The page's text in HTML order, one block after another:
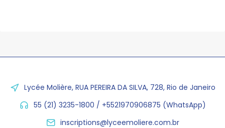
Lycée Molière, RUA PEREIRA DA SILVA, 728, Rio de Janeiro
55 (21) 3235-1800 / +5521970906875 (WhatsApp)
inscriptions@lyceemoliere.com.br